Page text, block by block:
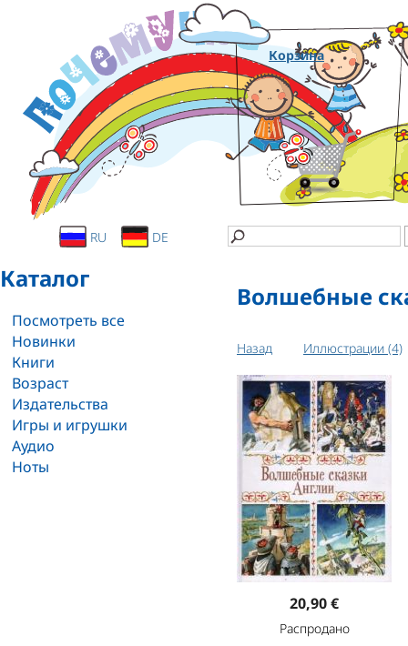
Корзина
RU DE
Каталог
Посмотреть все
Новинки
Книги
Возраст
Издательства
Игры и игрушки
Аудио
Ноты
Волшебные
Назад Иллюстрации (4)
20,90 €
Распродано